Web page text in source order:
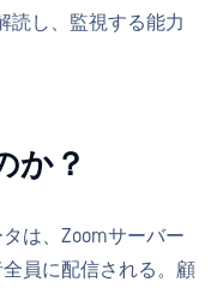
読し、監視する能力
か？
は、Zoomサーバー
全員に配信される。顧